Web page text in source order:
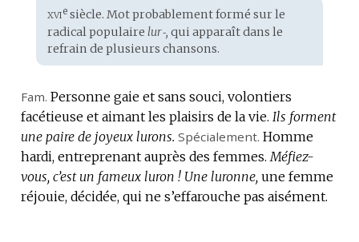
Étymologie
:
xviesiècle. Mot probablement formé sur le
radical populaire lur‑, qui apparaît dans le
refrain de plusieurs chansons.
Fam. Personne gaie et sans souci, volontiers
facétieuse et aimant les plaisirs de la vie. Ils forment
une paire de joyeux lurons. Spécialement. Homme
hardi, entreprenant auprès des femmes. Méfiez-
vous, c’est un fameux luron ! Une luronne, une femme
réjouie, décidée, qui ne s’effarouche pas aisément.